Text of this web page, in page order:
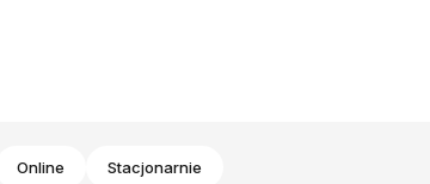
Online Stacjonarnie